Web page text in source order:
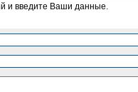
и введите Ваши данные.